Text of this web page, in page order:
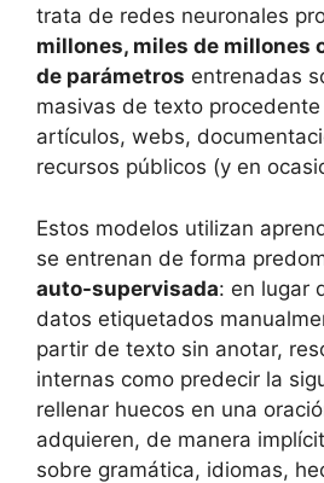
trata de redes neuronales
millones, miles de millones
de parámetros entrenadas
masivas de texto
artículos, webs,
recursos públicos (y en
Estos modelos utilizan
se entrenan de forma
auto-supervisada: en lugar
datos etiquetados
partir de texto sin anotar,
internas como predecir la
rellenar huecos en una
adquieren, de manera
sobre gramática, idiomas,